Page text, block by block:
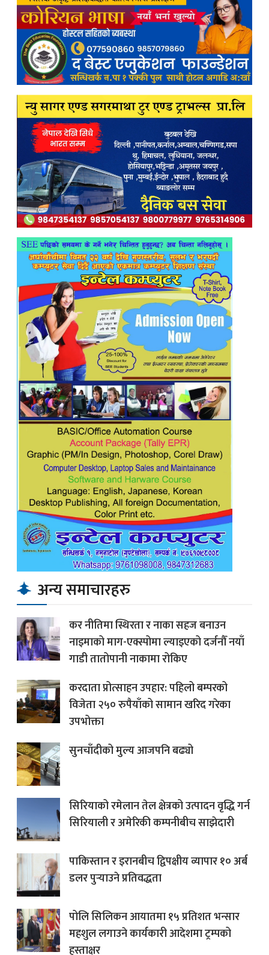
अन्य समाचारहरु
कर नीतिमा स्थिरता र नाका सहज बनाउन
नाइमाको माग-एक्स्पोमा ल्याइएको दर्जनौँ नयाँ
गाडी तातोपानी नाकामा रोकिए
करदाता प्रोत्साहन उपहार: पहिलो बम्परको
विजेता २५० रुपैयाँको सामान खरिद गरेका
उपभोक्ता
सुनचाँदीको मुल्य आजपनि बढ्यो
सिरियाको रमेलान तेल क्षेत्रको उत्पादन वृद्धि गर्न
सिरियाली र अमेरिकी कम्पनीबीच साझेदारी
पाकिस्तान र इरानबीच द्विपक्षीय व्यापार १० अर्ब
डलर पुर्‍याउने प्रतिवद्धता
पोलि सिलिकन आयातमा १५ प्रतिशत भन्सार
महशुल लगाउने कार्यकारी आदेशमा ट्रम्पको
हस्ताक्षर